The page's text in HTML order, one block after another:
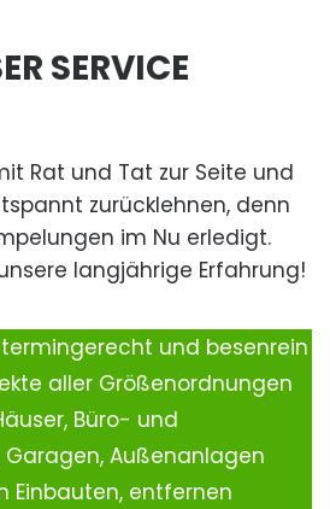
SERVICE
Rat und Tat zur Seite und
zurücklehnen, denn
im Nu erledigt.
langjährige Erfahrung!
und besenrein
aller Größenordnungen
Büro- und
Außenanlagen
Einbauten, entfernen